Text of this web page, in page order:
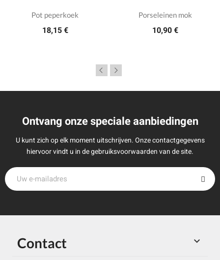
Pot peperkoek
18,15 €
Porseleinen mok
10,90 €
Ontvang onze speciale aanbiedingen
U kunt zich op elk moment uitschrijven. Onze contactgegevens
hiervoor vindt u in de gebruiksvoorwaarden van de site.

Contact